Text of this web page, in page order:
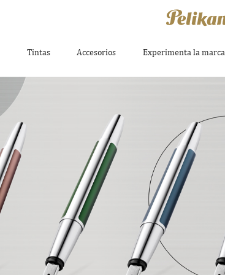
Tintas Accesorios Experimenta la marca